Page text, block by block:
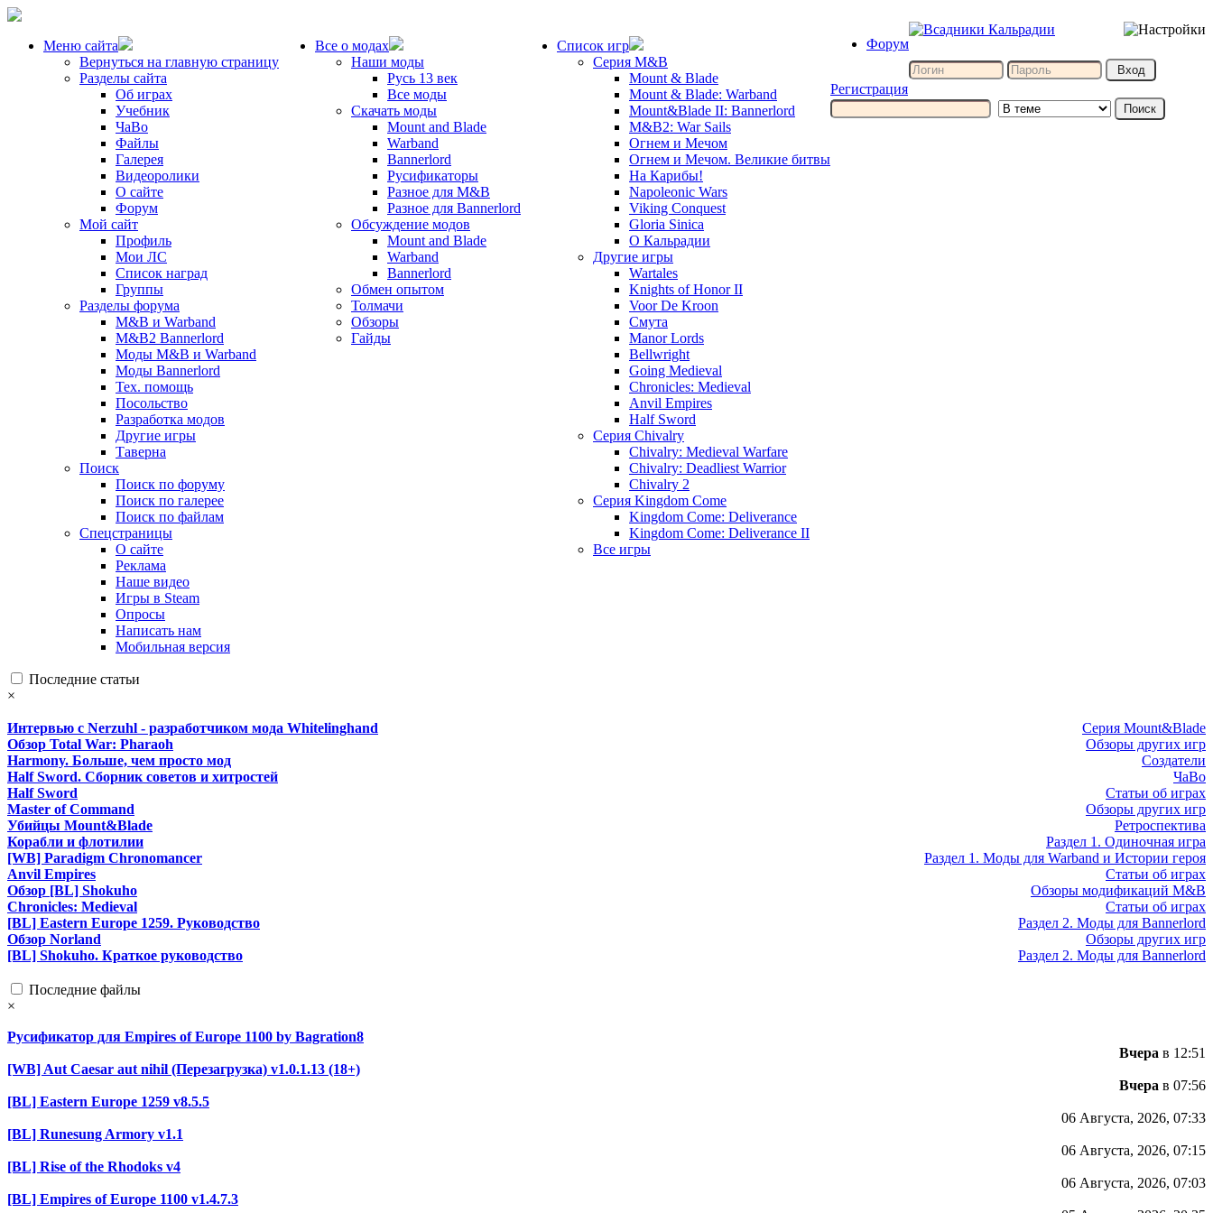
Меню сайта
Вернуться на главную страницу
Разделы сайта
Об играх
Учебник
ЧаВо
Файлы
Галерея
Видеоролики
О сайте
Форум
Мой сайт
Профиль
Мои ЛС
Список наград
Группы
Разделы форума
M&B и Warband
M&B2 Bannerlord
Моды M&B и Warband
Моды Bannerlord
Тех. помощь
Посольство
Разработка модов
Другие игры
Таверна
Поиск
Поиск по форуму
Поиск по галерее
Поиск по файлам
Спецстраницы
О сайте
Реклама
Наше видео
Игры в Steam
Опросы
Написать нам
Мобильная версия
Все о модах
Наши моды
Русь 13 век
Все моды
Скачать моды
Mount and Blade
Warband
Bannerlord
Русификаторы
Разное для M&B
Разное для Bannerlord
Обсуждение модов
Mount and Blade
Warband
Bannerlord
Обмен опытом
Толмачи
Обзоры
Гайды
Список игр
Серия M&B
Mount & Blade
Mount & Blade: Warband
Mount&Blade II: Bannerlord
M&B2: War Sails
Огнем и Мечом
Огнем и Мечом. Великие битвы
На Карибы!
Napoleonic Wars
Viking Conquest
Gloria Sinica
О Кальрадии
Другие игры
Wartales
Knights of Honor II
Voor De Kroon
Смута
Manor Lords
Bellwright
Going Medieval
Chronicles: Medieval
Anvil Empires
Half Sword
Серия Chivalry
Chivalry: Medieval Warfare
Chivalry: Deadliest Warrior
Chivalry 2
Серия Kingdom Come
Kingdom Come: Deliverance
Kingdom Come: Deliverance II
Все игры
Форум
Регистрация
Последние статьи
×
Серия Mount&Blade
Интервью с Nerzuhl - разработчиком мода Whitelinghand
Обзоры других игр
Обзор Total War: Pharaoh
Создатели
Harmony. Больше, чем просто мод
ЧаВо
Half Sword. Сборник советов и хитростей
Статьи об играх
Half Sword
Обзоры других игр
Master of Command
Ретроспектива
Убийцы Mount&Blade
Раздел 1. Одиночная игра
Корабли и флотилии
Раздел 1. Моды для Warband и Истории героя
[WB] Paradigm Chronomancer
Статьи об играх
Anvil Empires
Обзоры модификаций M&B
Обзор [BL] Shokuho
Статьи об играх
Chronicles: Medieval
Раздел 2. Моды для Bannerlord
[BL] Eastern Europe 1259. Руководство
Обзоры других игр
Обзор Norland
Раздел 2. Моды для Bannerlord
[BL] Shokuho. Краткое руководство
Последние файлы
×
Русификатор для Empires of Europe 1100 by Bagration8
Вчера в 12:51
[WB] Aut Caesar aut nihil (Перезагрузка) v1.0.1.13 (18+)
Вчера в 07:56
[BL] Eastern Europe 1259 v8.5.5
06 Августа, 2026, 07:33
[BL] Runesung Armory v1.1
06 Августа, 2026, 07:15
[BL] Rise of the Rhodoks v4
06 Августа, 2026, 07:03
[BL] Empires of Europe 1100 v1.4.7.3